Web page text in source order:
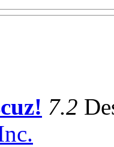
7.2